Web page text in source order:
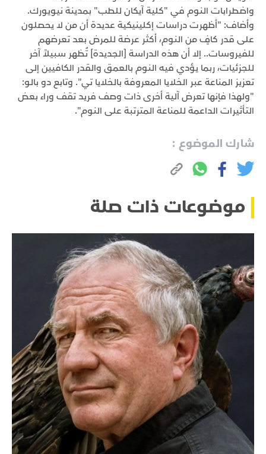
واضطرابات النوم في "كلية آيكان للطب" بمدينة نيويورك.
وأضاف: "أظهرت دراسات إكلينيكية عديدة أن من لا يحصلون
على قدر كافٍ من النوم، أكثر عرضة للمرض بعد تعرضهم
للفيروسات.. إلا أن هذه الدراسة [الجديدة] تُظهر سبيلاً آخر
للجزئيات، ربما يؤدي فيه النوم بالعمق والقدر الكافيين إلى
تعزيز المناعة عبر الخلايا المعروفة بالخلايا تي". وتابع دو بالو:
"ولهذا فإنها تعرض آلية أخرى ذات وصف فريد تقف وراء بعض
التأثيرات الداعمة للمناعة المترتبة على النوم".
شارك الموضوع :
موضوعات ذات صلة